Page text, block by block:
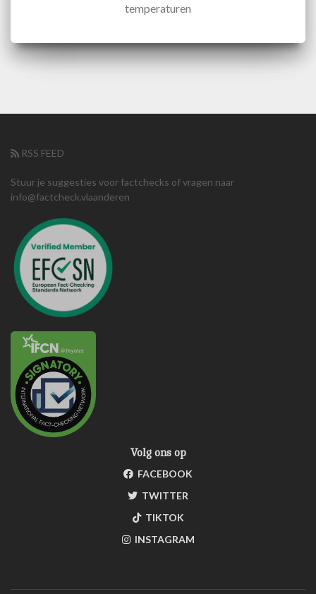
temperaturen
RSS FEED
Stuur je suggesties voor factchecks of vragen naar
info@factcheck.vlaanderen
Volg ons op
FACEBOOK
TWITTER
TIKTOK
INSTAGRAM